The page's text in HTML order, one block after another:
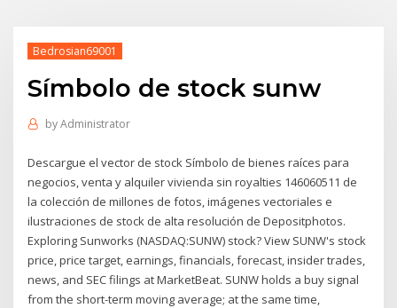
Bedrosian69001
Símbolo de stock sunw
byAdministrator
Descargue el vector de stock Símbolo de bienes raíces para
negocios, venta y alquiler vivienda sin royalties 146060511 de
la colección de millones de fotos, imágenes vectoriales e
ilustraciones de stock de alta resolución de Depositphotos.
Exploring Sunworks (NASDAQ:SUNW) stock? View SUNW's stock
price, price target, earnings, financials, forecast, insider trades,
news, and SEC filings at MarketBeat. SUNW holds a buy signal
from the short-term moving average; at the same time,